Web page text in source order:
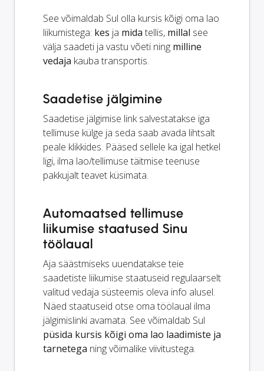
See võimaldab Sul olla kursis kõigi oma lao
liikumistega: kes ja mida tellis, millal see
välja saadeti ja vastu võeti ning milline
vedaja kauba transportis.
Saadetise jälgimine
Saadetise jälgimise link salvestatakse iga
tellimuse külge ja seda saab avada lihtsalt
peale klikkides. Pääsed sellele ka igal hetkel
ligi, ilma lao/tellimuse täitmise teenuse
pakkujalt teavet küsimata.
Automaatsed tellimuse
liikumise staatused Sinu
töölaual
Aja säästmiseks uuendatakse teie
saadetiste liikumise staatuseid regulaarselt
valitud vedaja süsteemis oleva info alusel.
Näed staatuseid otse oma töölaual ilma
jälgimislinki avamata. See võimaldab Sul
püsida kursis kõigi oma lao laadimiste ja
tarnetega ning võimalike viivitustega.